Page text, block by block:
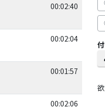
00:02:40
00:02:04
00:01:57
00:02:06